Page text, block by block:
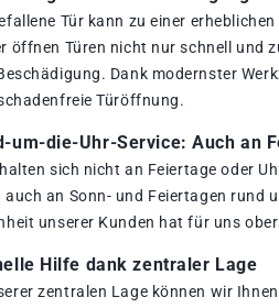
Tür kann zu einer
öffnen Türen nicht nur schnell und
Dank modernster
Türöffnung.
um-die-Uhr-Service: Auch an
sich nicht an Feiertage oder
auch an Sonn- und Feiertagen rund
unserer Kunden hat für uns
Hilfe dank zentraler Lage
zentralen Lage können wir